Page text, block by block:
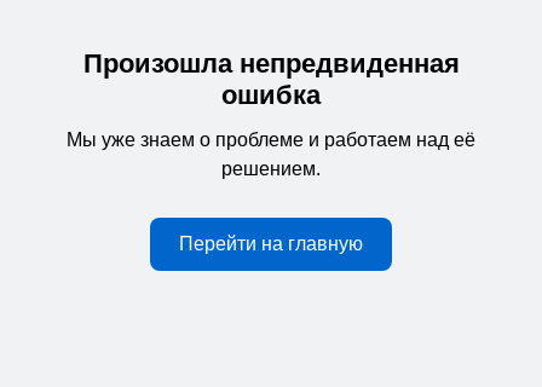
Произошла непредвиденная
ошибка
Мы уже знаем о проблеме и работаем над её
решением.
Перейти на главную